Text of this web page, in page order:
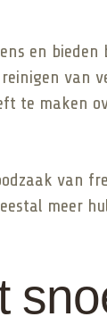
en
van
te maken
van
meer